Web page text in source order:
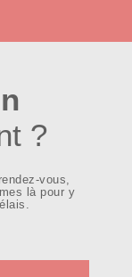
?
vous,
là pour y